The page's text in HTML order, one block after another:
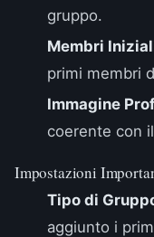
gruppo.
Membri
primi membri
Immagine
coerente con
Impostazioni
Tipo di
aggiunto i